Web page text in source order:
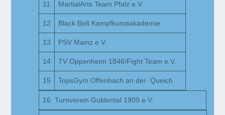
11 MartialArts Team Pfalz e.V.
12 Black Belt Kampfkunstakademie
13 PSV Mainz e.V.
14 TV Oppenheim 1846/Fight Team e.V.
15 TopsGym Offenbach an der Queich
16 Turnverein Guldental 1909 e.V.